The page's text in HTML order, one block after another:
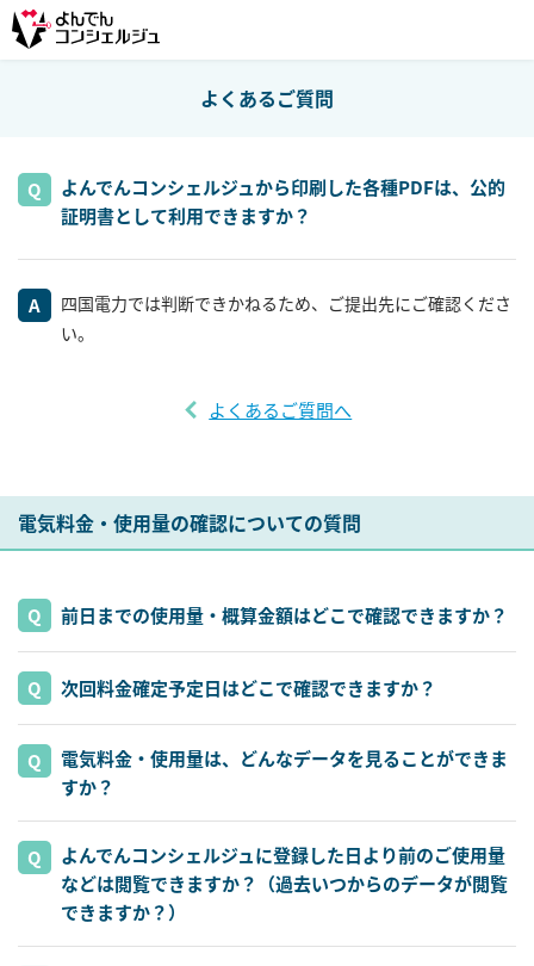
よくあるご質問
よんでんコンシェルジュから印刷した各種PDFは、公的
証明書として利用できますか？
四国電力では判断できかねるため、ご提出先にご確認くださ
い。
よくあるご質問へ
電気料金・使用量の確認についての質問
前日までの使用量・概算金額はどこで確認できますか？
次回料金確定予定日はどこで確認できますか？
電気料金・使用量は、どんなデータを見ることができま
すか？
よんでんコンシェルジュに登録した日より前のご使用量
などは閲覧できますか？（過去いつからのデータが閲覧
できますか？）